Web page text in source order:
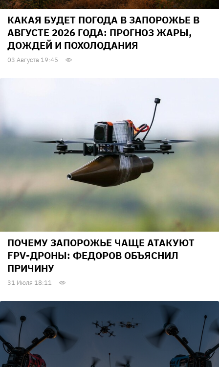
КАКАЯ БУДЕТ ПОГОДА В ЗАПОРОЖЬЕ В
АВГУСТЕ 2026 ГОДА: ПРОГНОЗ ЖАРЫ,
ДОЖДЕЙ И ПОХОЛОДАНИЯ
03 Августа 19:45
ПОЧЕМУ ЗАПОРОЖЬЕ ЧАЩЕ АТАКУЮТ
FPV-ДРОНЫ: ФЕДОРОВ ОБЪЯСНИЛ
ПРИЧИНУ
31 Июля 18:11